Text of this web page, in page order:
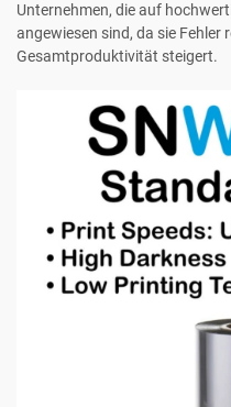
Unternehmen, die auf
angewiesen sind, da sie Fehler
Gesamtproduktivität steigert.